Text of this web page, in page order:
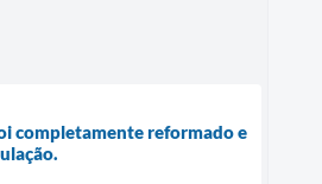
completamente reformado e